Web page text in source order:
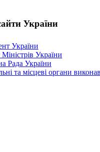
України
України
України
Рада України
та місцеві органи